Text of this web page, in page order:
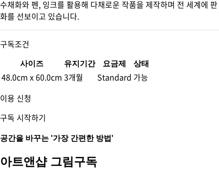
수채화와 펜, 잉크를 활용해 다채로운 작품을 제작하며 전 세계에 판
화를 선보이고 있습니다.
구독조건
사이즈 유지기간 요금제 상태
48.0cm x 60.0cm 3개월 Standard 가능
이용 신청
구독 시작하기
공간을 바꾸는 '가장 간편한 방법'
아트앤샵 그림구독